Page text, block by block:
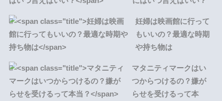
妊婦は映画館に行って
もいいの？最適な時期
や持ち物は
マタニティマークはい
つからつけるの？嫌が
らせを受けるって本